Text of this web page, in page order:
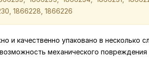
1866228, 1866226
и качественно упаковано в несколько
механического повреждения